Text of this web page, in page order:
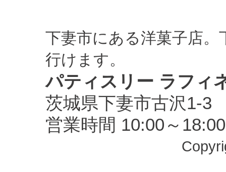
下妻市にある洋菓子店
行けます。
パティスリー ラフィ
茨城県下妻市古沢1-3
営業時間 10:00～